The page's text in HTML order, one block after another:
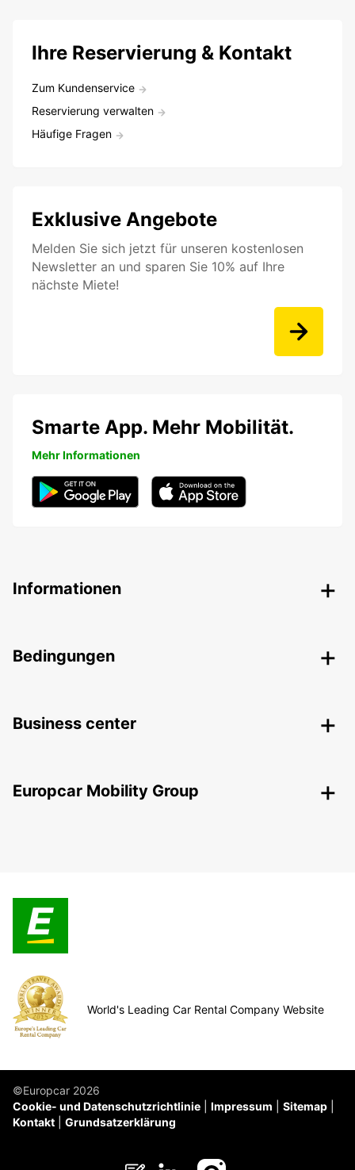
Ihre Reservierung & Kontakt
Zum Kundenservice
Reservierung verwalten
Häufige Fragen
Exklusive Angebote
Melden Sie sich jetzt für unseren kostenlosen
Newsletter an und sparen Sie 10% auf Ihre
nächste Miete!
Smarte App. Mehr Mobilität.
Mehr Informationen
Informationen
Bedingungen
Business center
Europcar Mobility Group
World's Leading Car Rental Company Website
©Europcar 2026
Cookie- und Datenschutzrichtlinie
Impressum
Sitemap
Kontakt
Grundsatzerklärung